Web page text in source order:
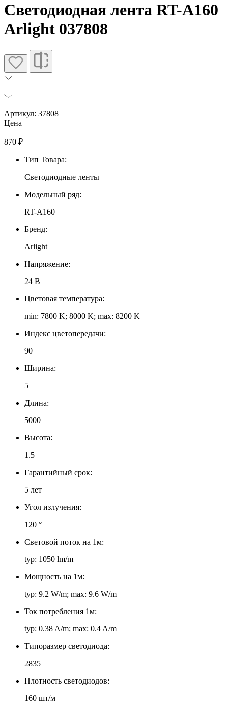
Светодиодная лента RT-A160
Arlight 037808
Артикул: 37808
Цена
870 ₽
Тип Товара:
Светодиодные ленты
Модельный ряд:
RT-A160
Бренд:
Arlight
Напряжение:
24 В
Цветовая температура:
min: 7800 K; 8000 K; max: 8200 K
Индекс цветопередачи:
90
Ширина:
5
Длина:
5000
Высота:
1.5
Гарантийный срок:
5 лет
Угол излучения:
120 °
Световой поток на 1м:
typ: 1050 lm/m
Мощность на 1м:
typ: 9.2 W/m; max: 9.6 W/m
Ток потребления 1м:
typ: 0.38 A/m; max: 0.4 A/m
Типоразмер светодиода:
2835
Плотность светодиодов:
160 шт/м